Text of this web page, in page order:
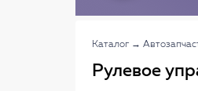
Каталог →
Рулевое